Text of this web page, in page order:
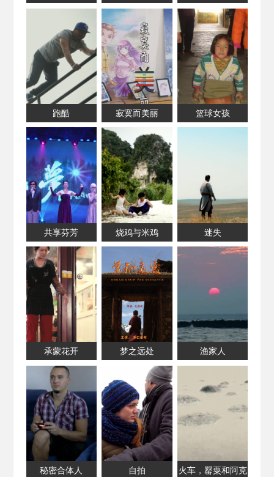
跑酷 寂寞而美丽 篮球女孩
共享芬芳 烧鸡与米鸡 迷失
承蒙花开 梦之远处 渔家人
秘密合体人 自拍
火车，罂粟和阿克